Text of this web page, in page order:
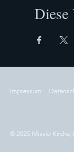
Diese
Impressum
© 2025 Missio Kirche,